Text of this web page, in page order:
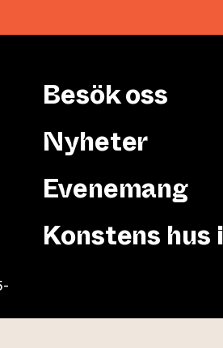
Besök oss
Nyheter
Evenemang
Konstens hus